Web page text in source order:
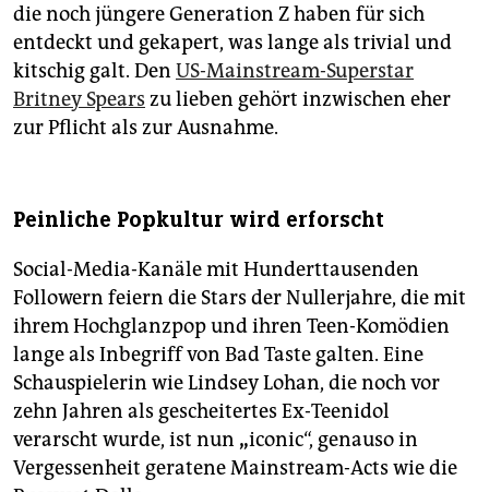
die noch jüngere Generation Z haben für sich
entdeckt und gekapert, was lange als trivial und
kitschig galt. Den US-Mainstream-Superstar
Britney Spears zu lieben gehört inzwischen eher
zur Pflicht als zur Ausnahme.
Peinliche Popkultur wird erforscht
Social-Media-Kanäle mit Hunderttausenden
Followern feiern die Stars der Nullerjahre, die mit
ihrem Hochglanzpop und ihren Teen-Komödien
lange als Inbegriff von Bad Taste galten. Eine
Schauspielerin wie Lindsey Lohan, die noch vor
zehn Jahren als gescheitertes Ex-Teenidol
verarscht wurde, ist nun „iconic“, genauso in
Vergessenheit geratene Mainstream-Acts wie die